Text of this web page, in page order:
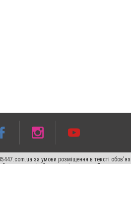
за умови розміщення в тексті
в тексті або в якості джерела. Порушення